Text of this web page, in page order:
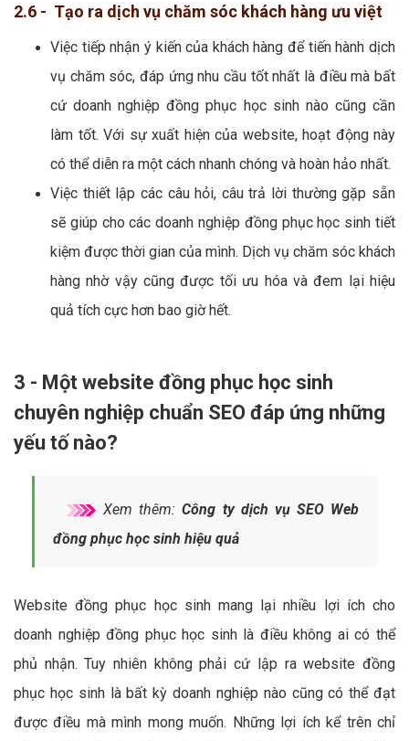
2.6 - Tạo ra dịch vụ chăm sóc khách hàng ưu việt
Việc tiếp nhận ý kiến của khách hàng để tiến hành dịch
vụ chăm sóc, đáp ứng nhu cầu tốt nhất là điều mà bất
cứ doanh nghiệp đồng phục học sinh nào cũng cần
làm tốt. Với sự xuất hiện của website, hoạt động này
có thể diễn ra một cách nhanh chóng và hoàn hảo nhất.
Việc thiết lập các câu hỏi, câu trả lời thường gặp sẵn
sẽ giúp cho các doanh nghiệp đồng phục học sinh tiết
kiệm được thời gian của mình. Dịch vụ chăm sóc khách
hàng nhờ vậy cũng được tối ưu hóa và đem lại hiệu
quả tích cực hơn bao giờ hết.
3 - Một website đồng phục học sinh
chuyên nghiệp chuẩn SEO đáp ứng những
yếu tố nào?
Xem thêm:Công ty dịch vụ SEO Web
đồng phục học sinh hiệu quả
Website đồng phục học sinh mang lại nhiều lợi ích cho
doanh nghiệp đồng phục học sinh là điều không ai có thể
phủ nhận. Tuy nhiên không phải cứ lập ra website đồng
phục học sinh là bất kỳ doanh nghiệp nào cũng có thể đạt
được điều mà mình mong muốn. Những lợi ích kể trên chỉ